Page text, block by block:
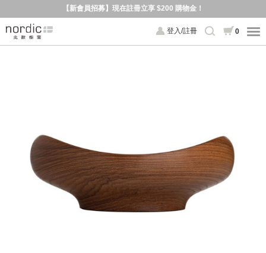
【新會員招募】現在註冊立享 $200 購物金！
登入/註冊 0